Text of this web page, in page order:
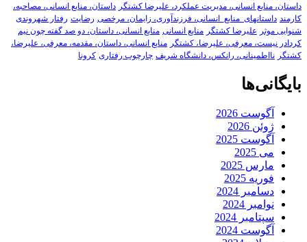
داستان، منابع انسانی، مدیریت عملکرد، علیرضا کشتگر داستان، منابع انسانی، مصاحبه،
کارمند داستانهای_منابع_انسانی، فرزندآوری، زایمان، مرخصی رضایت رفتار شهروندی
شنوایی موثر علیرضا کشتگر منابع انسانی منابع انسانی، داستان، دو صد گفته چون نیم
کردادر نیست، معرفی، علیرضا، کشتگر منابع انسانی، داستان، مقدمه، معرفی، علیرضا،
کشتگر نااطمینانی، رانکس، دانشگاه شریف چارچوب رفتاری کرونا
بایگانی‌ها
آگوست 2026
ژوئن 2026
آگوست 2025
می 2025
مارس 2025
فوریه 2025
دسامبر 2024
نوامبر 2024
سپتامبر 2024
آگوست 2024